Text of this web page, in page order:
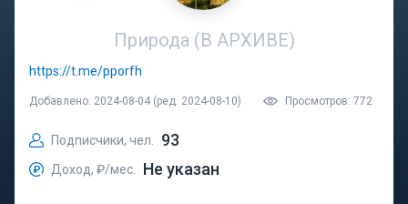
Природа (В АРХИВЕ)
https://t.me/pporfh
Добавлено: 2024-08-04 (ред. 2024-08-10) Просмотров: 772
Подписчики, чел. 93
Доход, ₽/мес. Не указан